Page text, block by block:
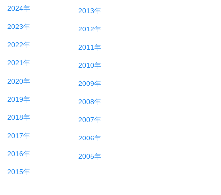
2024年
2023年
2022年
2021年
2020年
2019年
2018年
2017年
2016年
2015年
2013年
2012年
2011年
2010年
2009年
2008年
2007年
2006年
2005年